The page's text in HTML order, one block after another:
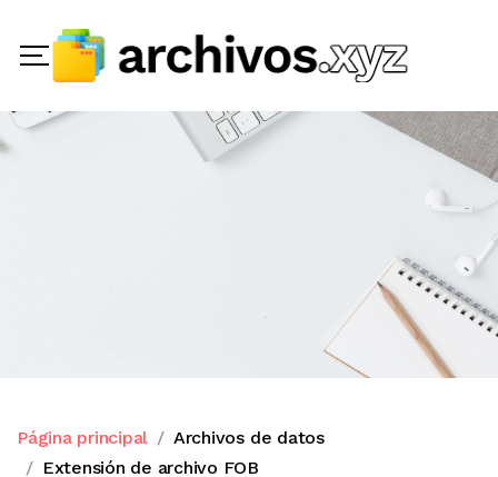
Página principal
Archivos de datos
Extensión de archivo FOB